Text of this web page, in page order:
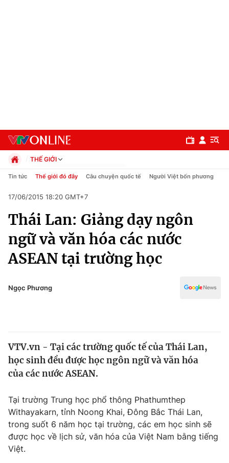
Chuyên mục
Chính trị
Xã hội
Pháp luật
Thế giới
Tin tức
Câu chuyện quốc tế
Kinh tế
Tài chính
Thị trường
Góc doanh nghiệp
Dữ liệu và đời sống
Truyền hình
THẾ GIỚI
Chính trị
Pháp luật
Kinh tế
Thể thao
Truyền hình
Văn hóa - Giải trí
Công nghệ
Tin tức Thế giới đó đây Câu chuyện quốc tế Người Việt bốn phương
17/06/2015 18:20 GMT+7
Thái Lan: Giảng dạy ngôn
ngữ và văn hóa các nước
ASEAN tại trường học
Ngọc Phương
VTV.vn - Tại các trường quốc tế của Thái Lan,
học sinh đều được học ngôn ngữ và văn hóa
của các nước ASEAN.
Tại trường Trung học phổ thông Phathumthep
Withayakarn, tỉnh Noong Khai, Đông Bắc Thái Lan,
trong suốt 6 năm học tại trường, các em học sinh sẽ
được học về lịch sử, văn hóa của Việt Nam bằng tiếng
Việt.